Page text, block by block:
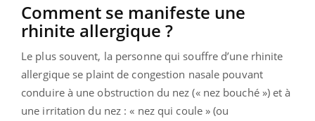
Comment se manifeste une
rhinite allergique ?
Le plus souvent, la personne qui souffre d’une rhinite
allergique se plaint de congestion nasale pouvant
conduire à une obstruction du nez (« nez bouché ») et à
une irritation du nez : « nez qui coule » (ou